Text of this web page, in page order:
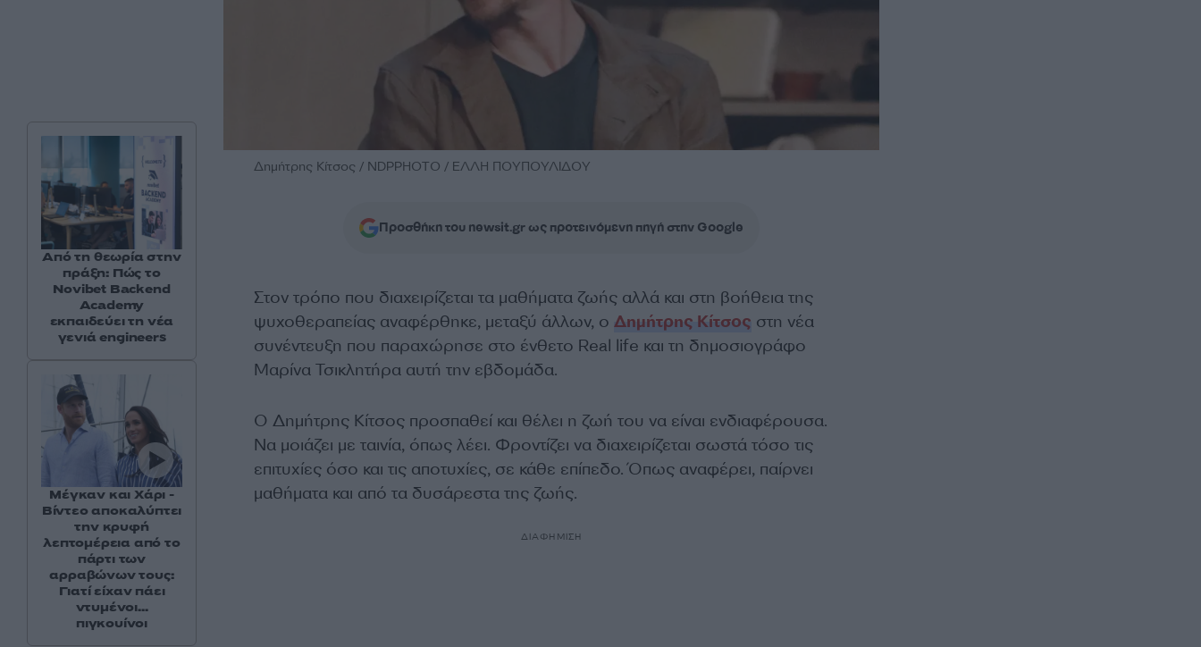
Δημήτρης Κίτσος / NDPPHOTO / ΕΛΛΗ ΠΟΥΠΟΥΛΙΔΟΥ
Προσθήκη του newsit.gr ως προτεινόμενη πηγή στην Google
Στον τρόπο που διαχειρίζεται τα μαθήματα ζωής αλλά και στη βοήθεια της
ψυχοθεραπείας αναφέρθηκε, μεταξύ άλλων, ο Δημήτρης Κίτσος στη νέα
συνέντευξη που παραχώρησε στο ένθετο Real life και τη δημοσιογράφο
Μαρίνα Τσικλητήρα αυτή την εβδομάδα.
Ο Δημήτρης Κίτσος προσπαθεί και θέλει η ζωή του να είναι ενδιαφέρουσα.
Να μοιάζει με ταινία, όπως λέει. Φροντίζει να διαχειρίζεται σωστά τόσο τις
επιτυχίες όσο και τις αποτυχίες, σε κάθε επίπεδο. Όπως αναφέρει, παίρνει
μαθήματα και από τα δυσάρεστα της ζωής.
ΔΙΑΦΗΜΙΣΗ
Από τη θεωρία στην
πράξη: Πώς το
Novibet Backend
Academy
εκπαιδεύει τη νέα
γενιά engineers
Μέγκαν και Χάρι -
Βίντεο αποκαλύπτει
την κρυφή
λεπτομέρεια από το
πάρτι των
αρραβώνων τους:
Γιατί είχαν πάει
ντυμένοι...
πιγκουίνοι